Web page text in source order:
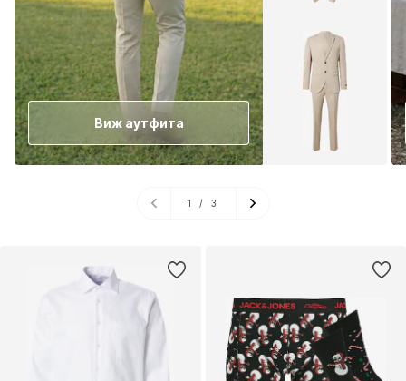
Виж аутфита
1 / 3